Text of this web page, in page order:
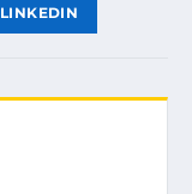
LINKEDIN